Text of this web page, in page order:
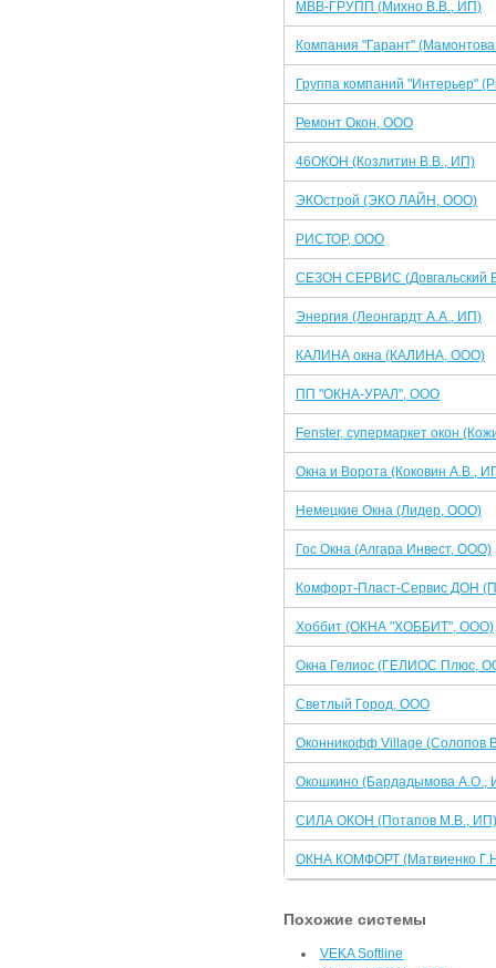
МВВ-ГРУПП (Михно В.В., ИП)
Компания "Гарант"
Группа компаний "Интерьер"
Ремонт Окон, ООО
46ОКОН (Козлитин В.В., ИП)
ЭКОстрой (ЭКО ЛАЙН, ООО)
РИСТОР, ООО
СЕЗОН СЕРВИС (Довгальский
Энергия (Леонгардт А.А., ИП)
КАЛИНА окна (КАЛИНА, ООО)
ПП "ОКНА-УРАЛ", ООО
Fenster, супермаркет окон
Окна и Ворота (Коковин А.В.,
Немецкие Окна (Лидер, ООО)
Гос Окна (Алгара Инвест, ООО)
Комфорт-Пласт-Сервис ДОН
Хоббит (ОКНА "ХОББИТ", ООО)
Окна Гелиос (ГЕЛИОС Плюс,
Светлый Город, ООО
Оконникофф Village (Солопов
Окошкино (Бардадымова А.О.,
СИЛА ОКОН (Потапов М.В., ИП)
ОКНА КОМФОРТ (Матвиенко
Похожие системы
VEKA Softline